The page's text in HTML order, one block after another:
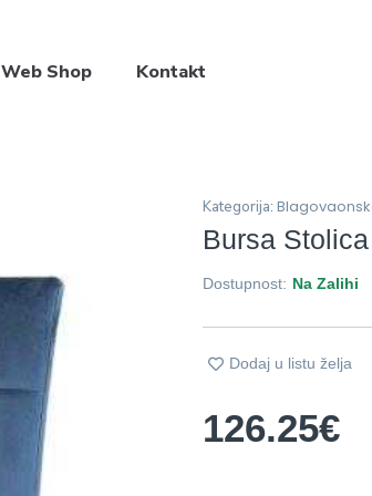
Web Shop Kontakt
Kategorija:
Bursa Stolica
Dostupnost: Na Zalihi
Dodaj u listu želja
126.25€